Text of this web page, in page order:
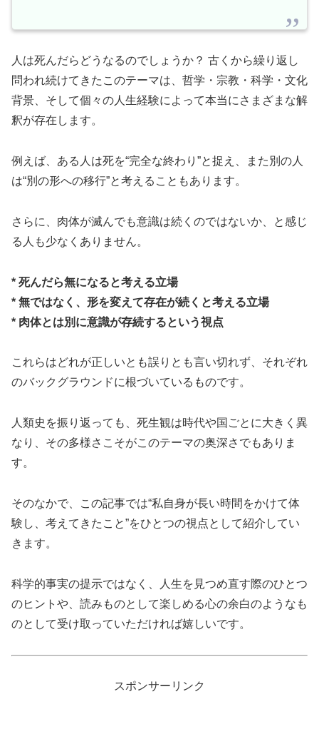
人は死んだらどうなるのでしょうか？ 古くから繰り返し
問われ続けてきたこのテーマは、哲学・宗教・科学・文化
背景、そして個々の人生経験によって本当にさまざまな解
釈が存在します。
例えば、ある人は死を“完全な終わり”と捉え、また別の人
は“別の形への移行”と考えることもあります。
さらに、肉体が滅んでも意識は続くのではないか、と感じ
る人も少なくありません。
* 死んだら無になると考える立場
* 無ではなく、形を変えて存在が続くと考える立場
* 肉体とは別に意識が存続するという視点
これらはどれが正しいとも誤りとも言い切れず、それぞれ
のバックグラウンドに根づいているものです。
人類史を振り返っても、死生観は時代や国ごとに大きく異
なり、その多様さこそがこのテーマの奥深さでもありま
す。
そのなかで、この記事では“私自身が長い時間をかけて体
験し、考えてきたこと”をひとつの視点として紹介してい
きます。
科学的事実の提示ではなく、人生を見つめ直す際のひとつ
のヒントや、読みものとして楽しめる心の余白のようなも
のとして受け取っていただければ嬉しいです。
スポンサーリンク